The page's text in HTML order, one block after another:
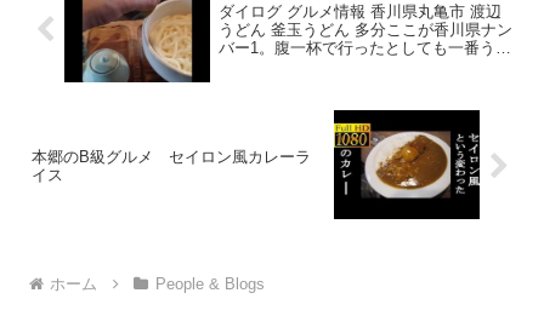
ダイログ グルメ情報 香川県丸亀市 渡辺
うどん 釜玉うどん 多分ここが香川県ナン
バー1。腹一杯で行ったとしても一番うま
本郷のB級グルメ セイロン風カレーラ
イス
ホーム People & Blogs